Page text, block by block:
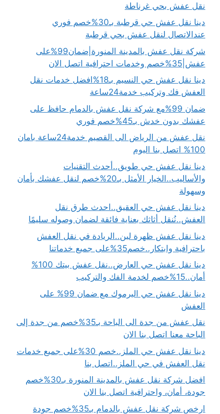
نقل عفش بحي غرناطة
دينا نقل عفش حي قرطبة بـ30%خصم فوري
عندالاتصال لنقل عفش بحي قرطبة
شركة نقل عفش بالمدينة المنورة|ضمان99%على
عفش|35%خصم وخدمات احترافية اتصل الان
دينا نقل عفش حي النسيم بـ18%افضل خدمات نقل
العفش فك وتركيب خدمة24ساعة
ضمان 99%مع شركة نقل عفش بالدمام حافظ على
عفشك بدون خدش بـ45%خصم فوري
نقل عفش من الرياض الى القصيم خدمة24ساعة بامان
100% اتصل بنا اليوم
دينا نقل عفش حي طويق..أحدث التقنيات
والأساليب..الخيار الأمثل بـ20%خصم لنقل عفشك بأمان
وسهولة
دينا نقل عفش حي العقيق..احدث طرق نقل
العفش..نُنقل أثاثك بعناية فائقة لضمان وصوله سليمًا
دينا نقل عفش ظهرة لبن..الريادة في نقل العفش
باحترافية وابتكار..خصم35%على جميع خدماتنا
دينا نقل عفش حي العارض..نقل عفش بيتك 100%
أمان..15%خصم لخدمة الفك والتركيب
دينا نقل عفش حي اليرموك مع ضمان 99% على
العفش
نقل عفش من جدة الى الباحة بـ35%خصم من جدة إلى
الباحة معنا اتصل بنا الان
دينا نقل عفش حي الملز..خصم 30%على جميع خدمات
نقل العفش في حي الملز..اتصل بنا
افضل شركة نقل عفش بالمدينة المنورة بـ30%خصم
جودة، أمان، واحترافية اتصل بنا الان
ارخص شركة نقل عفش بالدمام بـ35%خصم جودة